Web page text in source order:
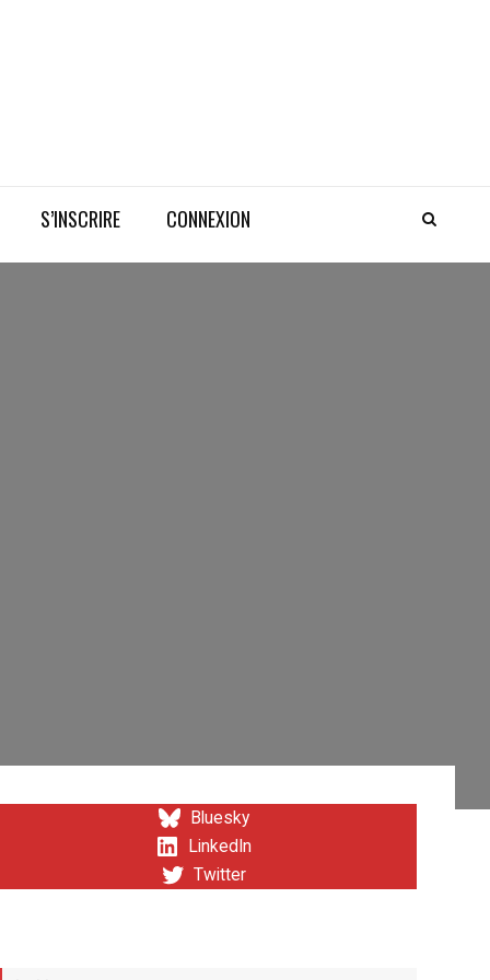
S’INSCRIRE CONNEXION
Bluesky
LinkedIn
Twitter